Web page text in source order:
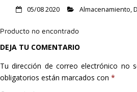
Deportes
Hogar
05/08 2020 Almacenamiento,
Producto no encontrado
DEJA TU COMENTARIO
Tu dirección de correo electrónico no
obligatorios están marcados con *